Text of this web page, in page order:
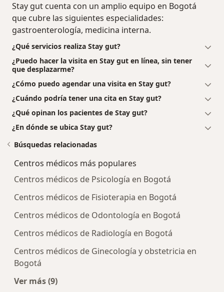
Stay gut cuenta con un amplio equipo en Bogotá
que cubre las siguientes especialidades:
gastroenterología, medicina interna.
¿Qué servicios realiza Stay gut?
¿Puedo hacer la visita en Stay gut en línea, sin tener
que desplazarme?
¿Cómo puedo agendar una visita en Stay gut?
¿Cuándo podría tener una cita en Stay gut?
¿Qué opinan los pacientes de Stay gut?
¿En dónde se ubica Stay gut?
Búsquedas relacionadas
Centros médicos más populares
Centros médicos de Psicología en Bogotá
Centros médicos de Fisioterapia en Bogotá
Centros médicos de Odontología en Bogotá
Centros médicos de Radiología en Bogotá
Centros médicos de Ginecología y obstetricia en
Bogotá
Ver más (9)